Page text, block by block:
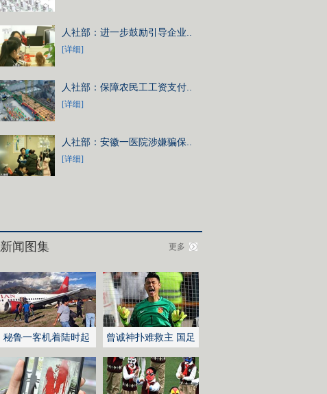
人社部：进一步鼓励引导企业..
[详细]
人社部：保障农民工工资支付..
[详细]
人社部：安徽一医院涉嫌骗保..
[详细]
新闻图集 更多
秘鲁一客机着陆时起
曾诚神扑难救主 国足
不敌伊朗